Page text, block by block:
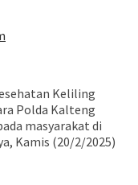
Keliling
Polda Kalteng
masyarakat di
Kamis (20/2/2025)